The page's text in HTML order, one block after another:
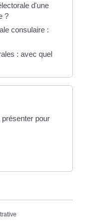
d'une
?
consulaire :
: avec quel
pour